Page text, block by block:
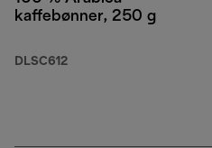
kaffebønner, 250 g
DLSC612